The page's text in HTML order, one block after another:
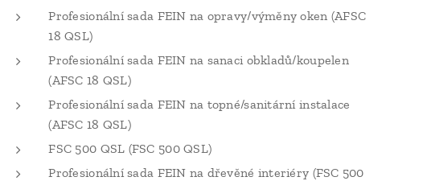
Profesionální sada FEIN na opravy/výměny oken (AFSC
18 QSL)
Profesionální sada FEIN na sanaci obkladů/koupelen
(AFSC 18 QSL)
Profesionální sada FEIN na topné/sanitární instalace
(AFSC 18 QSL)
FSC 500 QSL (FSC 500 QSL)
Profesionální sada FEIN na dřevěné interiéry (FSC 500